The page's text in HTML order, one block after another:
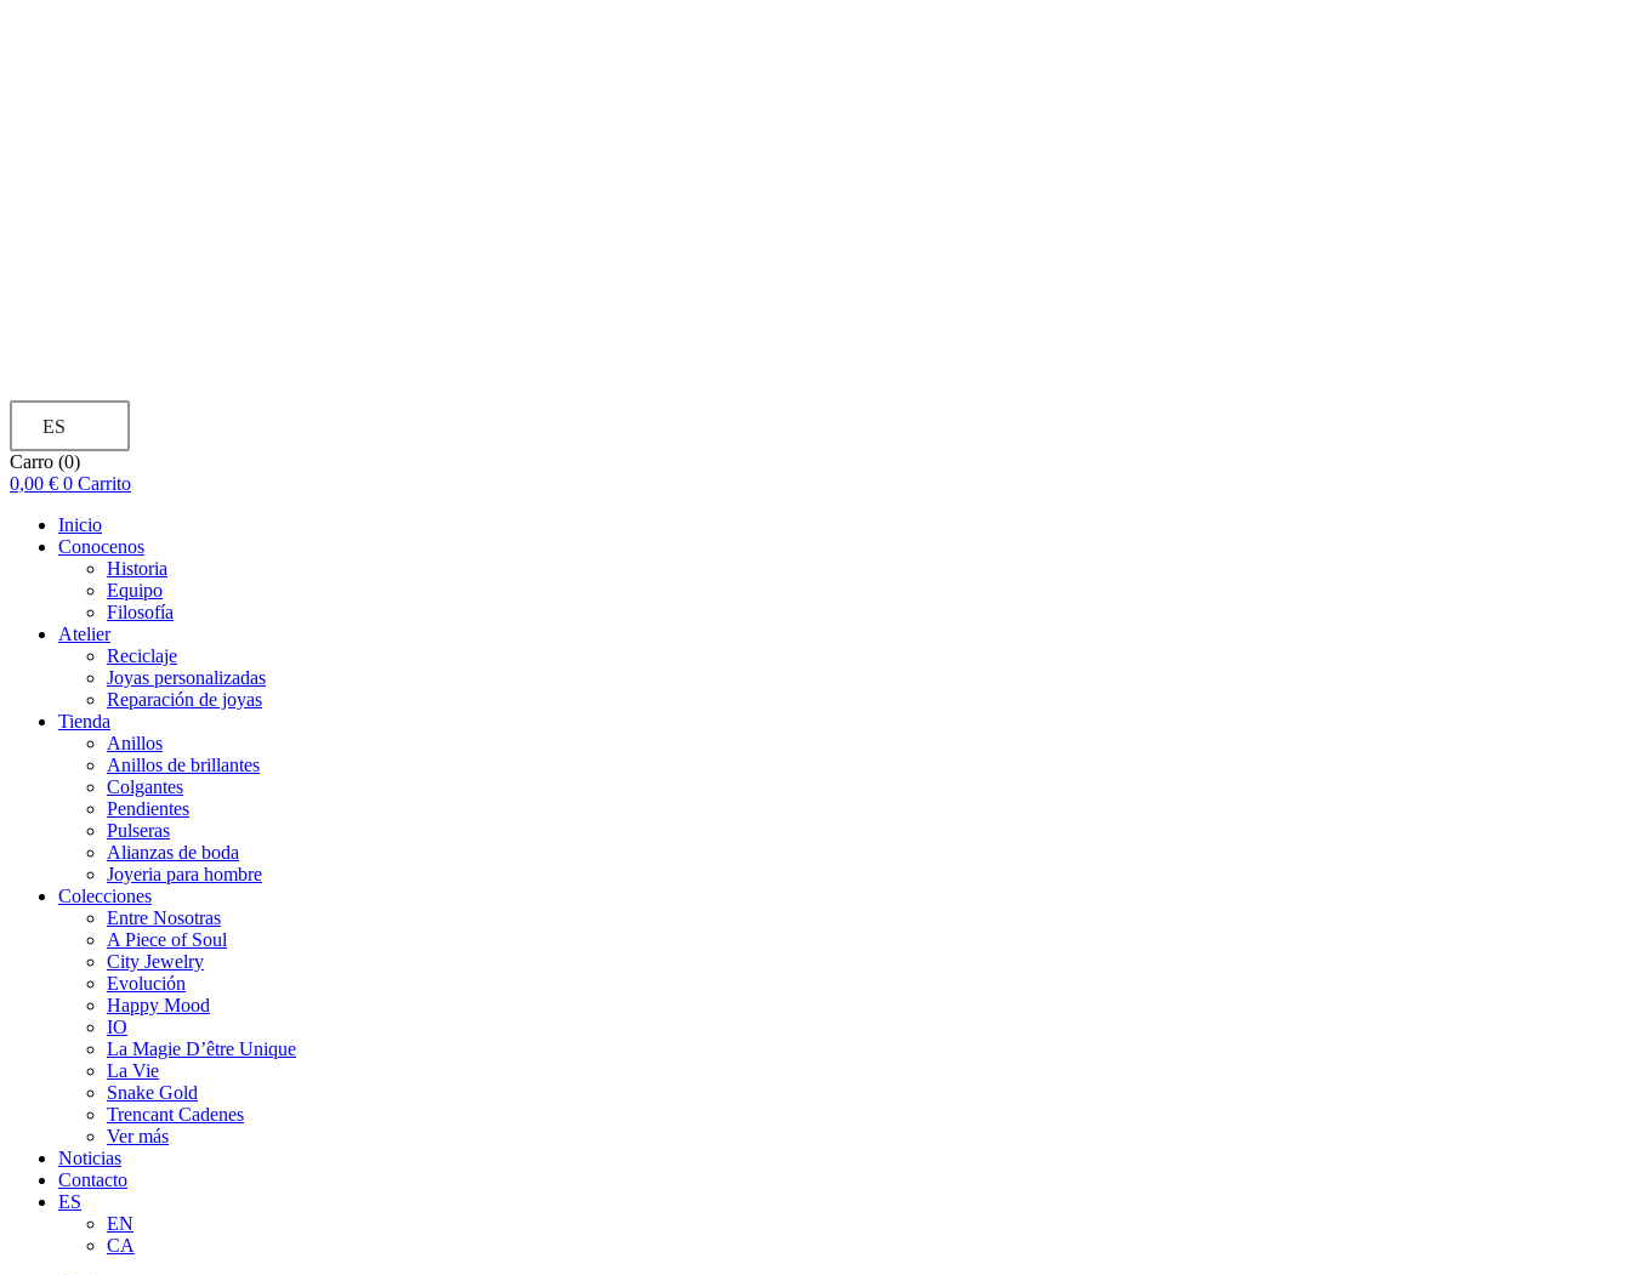
ES
Carro (0)
0,00 € 0 Carrito
Inicio
Conocenos
Historia
Equipo
Filosofía
Atelier
Reciclaje
Joyas personalizadas
Reparación de joyas
Tienda
Anillos
Anillos de brillantes
Colgantes
Pendientes
Pulseras
Alianzas de boda
Joyeria para hombre
Colecciones
Entre Nosotras
A Piece of Soul
City Jewelry
Evolución
Happy Mood
IO
La Magie D’être Unique
La Vie
Snake Gold
Trencant Cadenes
Ver más
Noticias
Contacto
ES
EN
CA